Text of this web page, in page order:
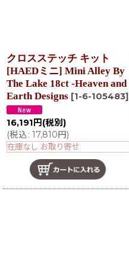
クロスステッチ キット
[HAEDミニ] Mini Alley By
The Lake 18ct -Heaven and
Earth Designs [1-6-105483]
16,191 円 (税別)
(税込: 17,810円)
在庫なし お取り寄せ